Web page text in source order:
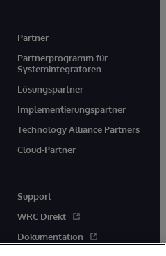
Partner
Partnerprogramm für
Systemintegratoren
Lösungspartner
Implementierungspartner
Technology Alliance Partners
Cloud-Partner
Support
WRC Direkt
Dokumentation